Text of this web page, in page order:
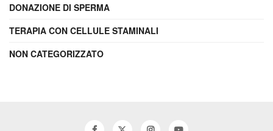
DONAZIONE DI SPERMA
TERAPIA CON CELLULE STAMINALI
NON CATEGORIZZATO